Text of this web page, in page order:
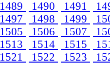
1489
1490 1491
1497
1498 1499
1505
1506 1507
1513
1514 1515
1521
1522 1523